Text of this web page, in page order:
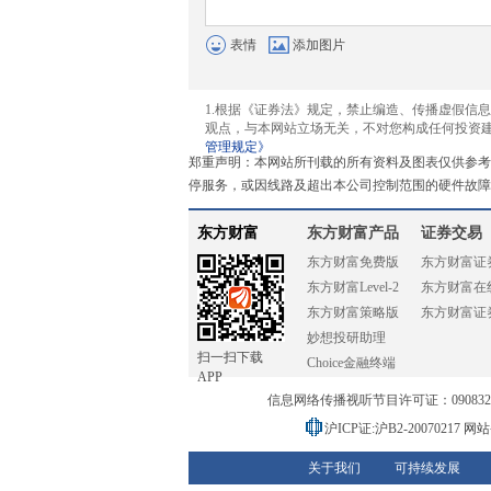
表情 添加图片
1.根据《证券法》规定，禁止编造、传播虚假信
观点，与本网站立场无关，不对您构成任何投资
管理规定》
郑重声明：本网站所刊载的所有资料及图表仅供参
停服务，或因线路及超出本公司控制范围的硬件故
东方财富
扫一扫下载
APP
东方财富产品
东方财富免费版
东方财富Level-2
东方财富策略版
妙想投研助理
Choice金融终端
证券交易
东方财富证
东方财富在
东方财富证
信息网络传播视听节目许可证：
沪ICP证:沪B2-20070217 网
关于我们 可持续发展